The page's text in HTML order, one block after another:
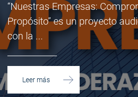
“Nuestras Empresas:
Propósito” es un proyecto
con la
Leer más